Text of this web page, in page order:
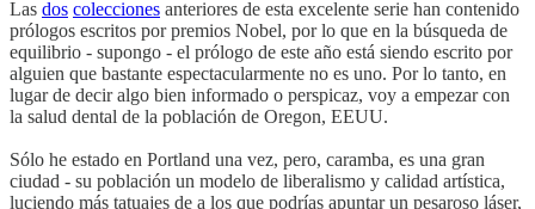
Las dos colecciones anteriores de esta excelente serie han contenido
prólogos escritos por premios Nobel, por lo que en la búsqueda de
equilibrio - supongo - el prólogo de este año está siendo escrito por
alguien que bastante espectacularmente no es uno. Por lo tanto, en
lugar de decir algo bien informado o perspicaz, voy a empezar con
la salud dental de la población de Oregon, EEUU.
Sólo he estado en Portland una vez, pero, caramba, es una gran
ciudad - su población un modelo de liberalismo y calidad artística,
luciendo más tatuajes de a los que podrías apuntar un pesaroso láser,